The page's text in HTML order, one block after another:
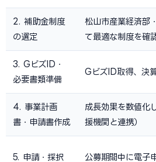
2. 補助金制度
の選定
松山市産業経済部
て最適な制度を確
3. GビズID・
必要書類準備
GビズID取得、決
4. 事業計画
書・申請書作成
成長効果を数値化
援機関と連携）
5. 申請・採択 公募期間中に電子